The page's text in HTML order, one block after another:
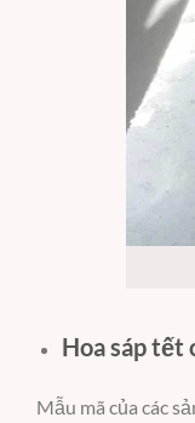
Hoa sáp tết
Mẫu mã của các